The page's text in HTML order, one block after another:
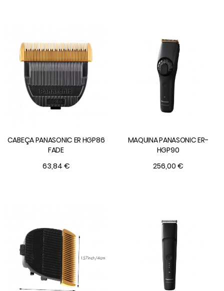
CABEÇA PANASONIC ER HGP86
FADE
63,84 €
MAQUINA PANASONIC ER-
HGP90
256,00 €